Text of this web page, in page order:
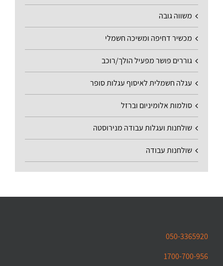
משווה גובה
מכשיר דחיפה ומשיכה חשמלי
גוררים פושר מפעיל הולך/רוכב
עגלה חשמלית לאיסוף עגלות סופר
סולמות אלומיניום וברזל
שולחנות ועגלות עבודה מנירוסטה
שולחנות עבודה
050-3365920
1700-700-956